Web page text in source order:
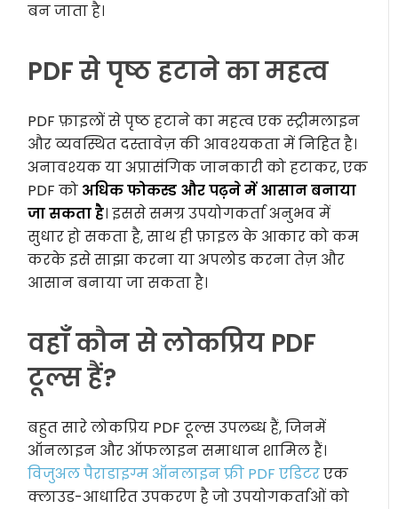
बन जाता है।
PDF से पृष्ठ हटाने का महत्व
PDF फ़ाइलों से पृष्ठ हटाने का महत्व एक स्ट्रीमलाइन
और व्यवस्थित दस्तावेज़ की आवश्यकता में निहित है।
अनावश्यक या अप्रासंगिक जानकारी को हटाकर, एक
PDF को अधिक फोकस्ड और पढ़ने में आसान बनाया
जा सकता है। इससे समग्र उपयोगकर्ता अनुभव में
सुधार हो सकता है, साथ ही फ़ाइल के आकार को कम
करके इसे साझा करना या अपलोड करना तेज़ और
आसान बनाया जा सकता है।
वहाँ कौन से लोकप्रिय PDF
टूल्स हैं?
बहुत सारे लोकप्रिय PDF टूल्स उपलब्ध हैं, जिनमें
ऑनलाइन और ऑफलाइन समाधान शामिल हैं।
विजुअल पैराडाइग्म ऑनलाइन फ्री PDF एडिटरएक
क्लाउड-आधारित उपकरण है जो उपयोगकर्ताओं को